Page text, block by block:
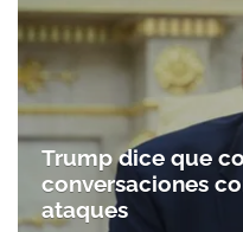
Trump dice que
conversaciones
ataques